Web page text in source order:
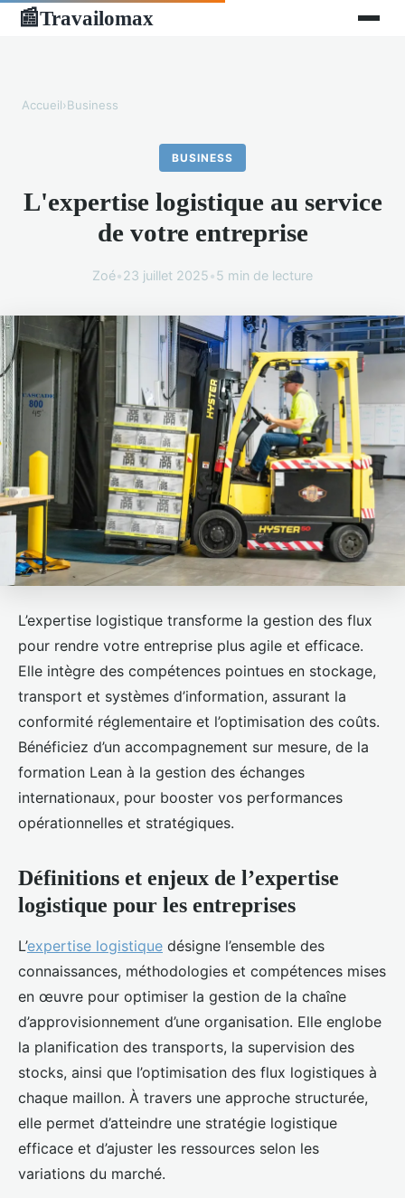
📰Travailomax
Accueil›Business
BUSINESS
L'expertise logistique au service
de votre entreprise
Zoé•23 juillet 2025•5 min de lecture
L’expertise logistique transforme la gestion des flux
pour rendre votre entreprise plus agile et efficace.
Elle intègre des compétences pointues en stockage,
transport et systèmes d’information, assurant la
conformité réglementaire et l’optimisation des coûts.
Bénéficiez d’un accompagnement sur mesure, de la
formation Lean à la gestion des échanges
internationaux, pour booster vos performances
opérationnelles et stratégiques.
Définitions et enjeux de l’expertise
logistique pour les entreprises
L’expertise logistique désigne l’ensemble des
connaissances, méthodologies et compétences mises
en œuvre pour optimiser la gestion de la chaîne
d’approvisionnement d’une organisation. Elle englobe
la planification des transports, la supervision des
stocks, ainsi que l’optimisation des flux logistiques à
chaque maillon. À travers une approche structurée,
elle permet d’atteindre une stratégie logistique
efficace et d’ajuster les ressources selon les
variations du marché.